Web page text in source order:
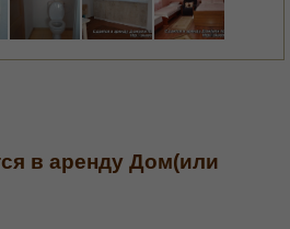
в аренду Дом(или